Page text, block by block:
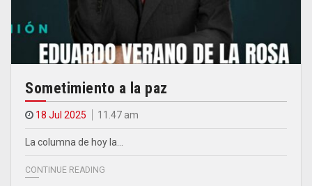
Sometimiento a la paz
18 Jul 2025 11.47 am
La columna de hoy la…
CONTINUE READING